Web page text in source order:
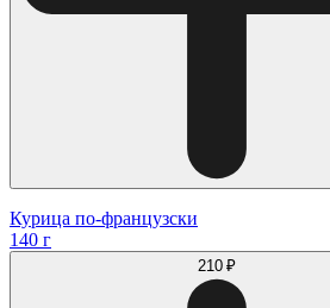
Курица по-французски
140 г
210 ₽